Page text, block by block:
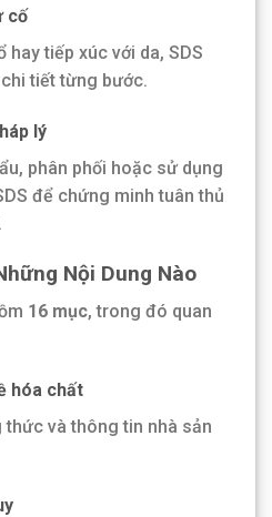
cố
hay tiếp xúc với da, SDS
tiết từng bước.
lý
phân phối hoặc sử dụng
để chứng minh tuân thủ
Nội Dung Nào
16 mục, trong đó quan
hóa chất
thức và thông tin nhà sản